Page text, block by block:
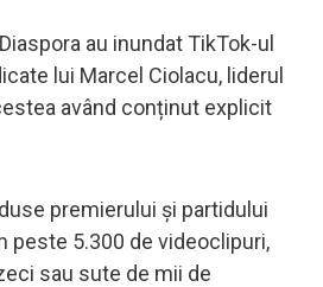
au inundat TikTok-ul
lui Marcel Ciolacu, liderul
având conținut explicit
premierului și partidului
peste 5.300 de videoclipuri,
sau sute de mii de